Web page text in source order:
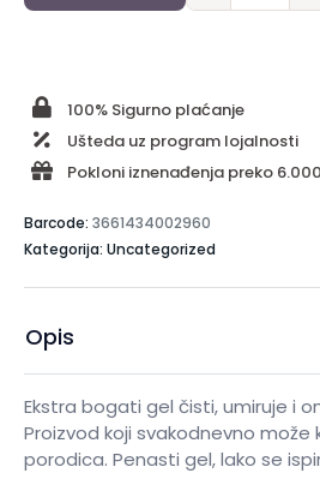
100% Sigurno plaćanje
Ušteda uz program lojalnosti
Pokloni iznenađenja preko 6.000
Barcode: 3661434002960
Kategorija: Uncategorized
Opis
Ekstra bogati gel čisti, umiruje i
Proizvod koji svakodnevno može
porodica. Penasti gel, lako se